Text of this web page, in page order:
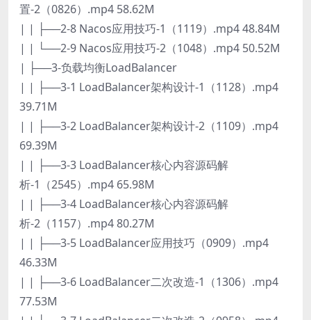
置-2（0826）.mp4 58.62M
| | ├──2-8 Nacos应用技巧-1（1119）.mp4 48.84M
| | └──2-9 Nacos应用技巧-2（1048）.mp4 50.52M
| ├──3-负载均衡LoadBalancer
| | ├──3-1 LoadBalancer架构设计-1（1128）.mp4
39.71M
| | ├──3-2 LoadBalancer架构设计-2（1109）.mp4
69.39M
| | ├──3-3 LoadBalancer核心内容源码解
析-1（2545）.mp4 65.98M
| | ├──3-4 LoadBalancer核心内容源码解
析-2（1157）.mp4 80.27M
| | ├──3-5 LoadBalancer应用技巧（0909）.mp4
46.33M
| | ├──3-6 LoadBalancer二次改造-1（1306）.mp4
77.53M